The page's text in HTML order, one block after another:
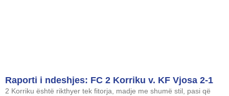
Raporti i ndeshjes: FC 2 Korriku v. KF Vjosa 2-1
2 Korriku është rikthyer tek fitorja, madje me shumë stil, pasi që